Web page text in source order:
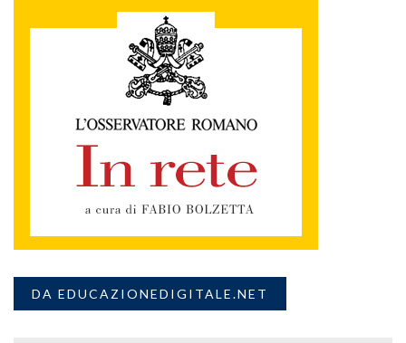
DA EDUCAZIONEDIGITALE.NET